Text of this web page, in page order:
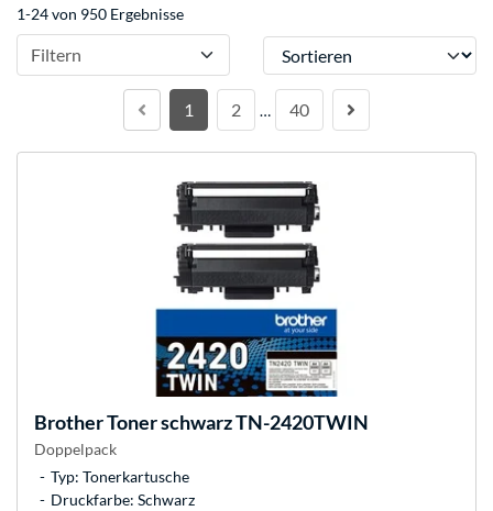
1-24 von 950 Ergebnisse
Filtern Sortieren
1 2 … 40
BrotherToner schwarz TN-2420TWIN
Doppelpack
Typ: Tonerkartusche
Druckfarbe: Schwarz